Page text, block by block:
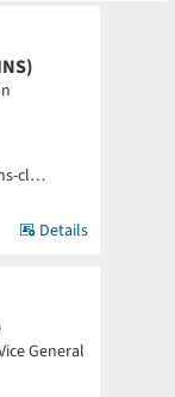
cl…
Details
General